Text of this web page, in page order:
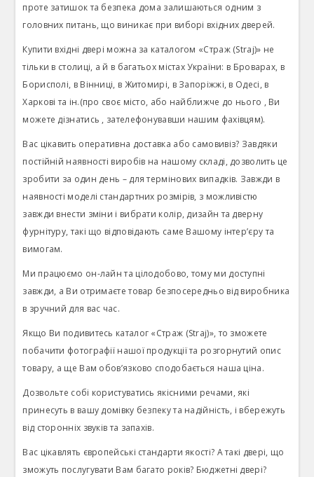
проте затишок та безпека дома залишаються одним з
головних питань, що виникає при виборі вхідних дверей.
Купити вхідні двері можна за каталогом «Страж (Straj)» не
тільки в столиці, а й в багатьох містах України: в Броварах, в
Борисполі, в Вінниці, в Житомирі, в Запоріжжі, в Одесі, в
Харкові та ін.(про своє місто, або найближче до нього , Ви
можете дізнатись , зателефонувавши нашим фахівцям).
Вас цікавить оперативна доставка або самовивіз? Завдяки
постійній наявності виробів на нашому складі, дозволить це
зробити за один день – для термінових випадків. Завжди в
наявності моделі стандартних розмірів, з можливістю
завжди внести зміни і вибрати колір, дизайн та дверну
фурнітуру, такі що відповідають саме Вашому інтер’єру та
вимогам.
Ми працюємо он-лайн та цілодобово, тому ми доступні
завжди, а Ви отримаєте товар безпосередньо від виробника
в зручний для вас час.
Якщо Ви подивитесь каталог «Страж (Straj)», то зможете
побачити фотографії нашої продукції та розгорнутий опис
товару, а ще Вам обов’язково сподобається наша ціна.
Дозвольте собі користуватись якісними речами, які
принесуть в вашу домівку безпеку та надійність, і вбережуть
від сторонніх звуків та запахів.
Вас цікавлять європейські стандарти якості? А такі двері, що
зможуть послугувати Вам багато років? Бюджетні двері?